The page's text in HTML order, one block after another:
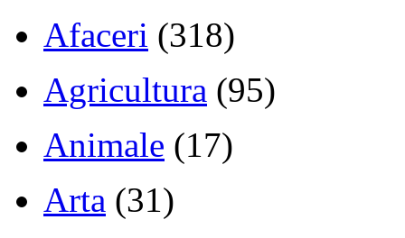
Afaceri (318)
Agricultura (95)
Animale (17)
Arta (31)